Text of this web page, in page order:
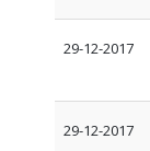
29-12-2017
29-12-2017